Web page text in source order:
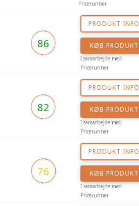
Pricerunner
86
PRODUKT INFO
KØB PRODUKT
I samarbejde med
Pricerunner
82
PRODUKT INFO
KØB PRODUKT
I samarbejde med
Pricerunner
76
PRODUKT INFO
KØB PRODUKT
I samarbejde med
Pricerunner